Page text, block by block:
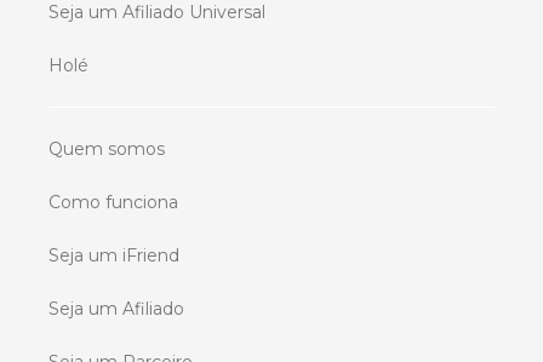
Seja um Afiliado Universal
Holé
Quem somos
Como funciona
Seja um iFriend
Seja um Afiliado